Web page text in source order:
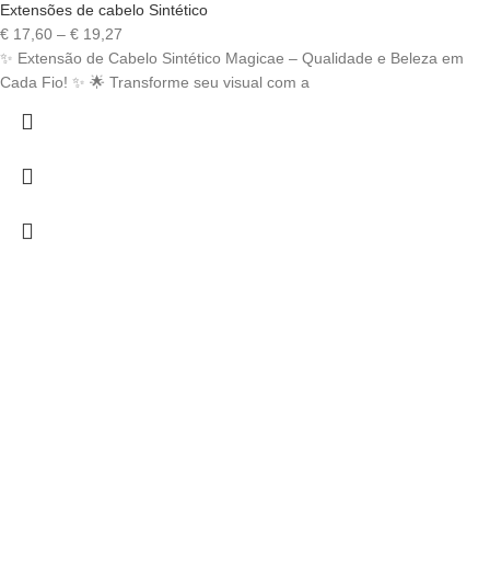
Extensões de cabelo Sintético
€ 17,60 – € 19,27
range:
€ 17,60
✨ Extensão de Cabelo Sintético Magicae – Qualidade e Beleza em
Cada Fio! ✨ 🌟 Transforme seu visual com a